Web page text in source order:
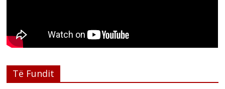
Të Fundit